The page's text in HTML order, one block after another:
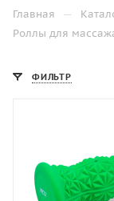
Главная —
Роллы для
ФИЛЬТР